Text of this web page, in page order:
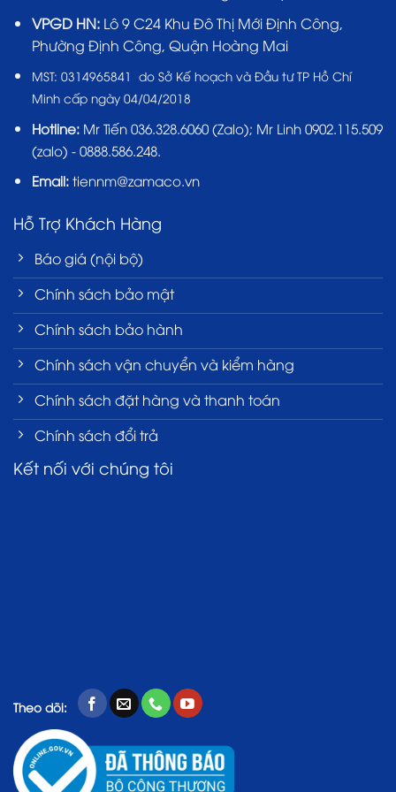
VPGD HN:Lô 9 C24 Khu Đô Thị Mới Định Công,
Phường Định Công, Quận Hoàng Mai
MST: 0314965841 do Sở Kế hoạch và Đầu tư TP Hồ Chí
Minh cấp ngày 04/04/2018
Hotline: Mr Tiến 036.328.6060(Zalo); Mr Linh 0902.115.509
(zalo) - 0888.586.248.
Email:tiennm@zamaco.vn
Hỗ Trợ Khách Hàng
Báo giá (nội bộ)
Chính sách bảo mật
Chính sách bảo hành
Chính sách vận chuyển và kiểm hàng
Chính sách đặt hàng và thanh toán
Chính sách đổi trả
Kết nối với chúng tôi
Theo dõi: